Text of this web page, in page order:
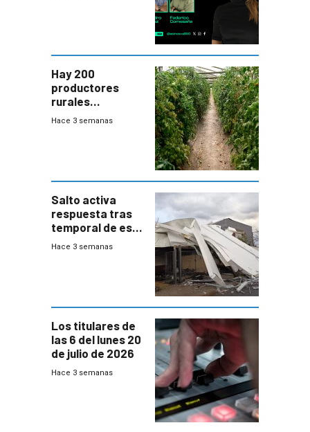
Hay 200
productores
rurales
afectados tras
Hace 3 semanas
Salto activa
respuesta tras
temporal de este
sábado con
Hace 3 semanas
Los titulares de
las 6 del lunes 20
de julio de 2026
Hace 3 semanas